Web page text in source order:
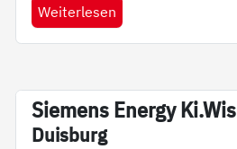
Weiterlesen
Sie­­mens En­er­­gy Ki.Wis
Duis­burg